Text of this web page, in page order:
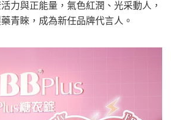
力與正能量，氣色紅潤、光采動人，
青睞，成為新任品牌代言人。